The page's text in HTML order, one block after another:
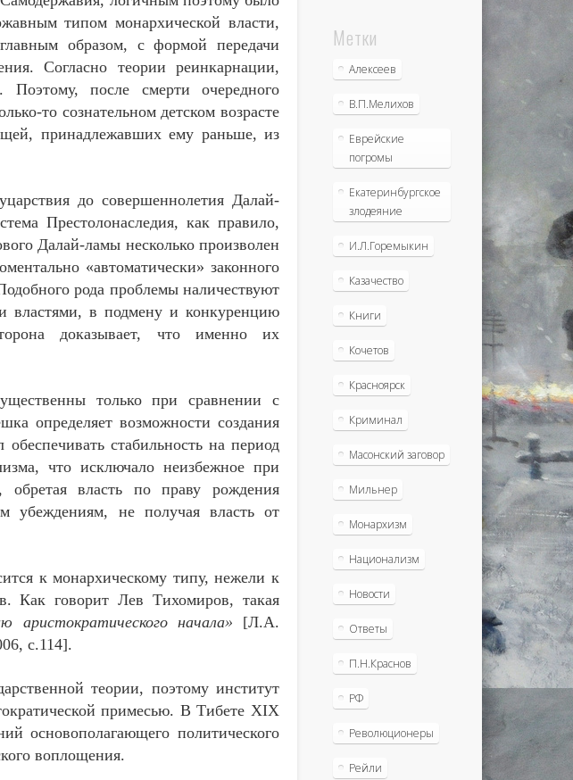
типом монархической власти,
образом, с формой передачи
Согласно теории реинкарнации,
Поэтому, после смерти очередного
то сознательном детском возрасте
принадлежавших ему раньше, из
до совершеннолетия Далай-
Престолонаследия, как правило,
Далай-ламы несколько произволен
«автоматически» законного
рода проблемы наличествуют
властями, в подмену и конкуренцию
доказывает, что именно их
только при сравнении с
определяет возможности создания
стабильность на период
что исключало неизбежное при
обретая власть по праву рождения
убеждениям, не получая власть от
к монархическому типу, нежели к
Как говорит Лев Тихомиров, такая
аристократического начала» [Л.А.
с.114].
теории, поэтому институт
примесью. В Тибете XIX
основополагающего политического
воплощения.
Метки
Алексеев
В.П.Мелихов
Еврейские
погромы
Екатеринбургское
злодеяние
И.Л.Горемыкин
Казачество
Книги
Кочетов
Красноярск
Криминал
Масонский заговор
Мильнер
Монархизм
Национализм
Новости
Ответы
П.Н.Краснов
РФ
Революционеры
Рейли